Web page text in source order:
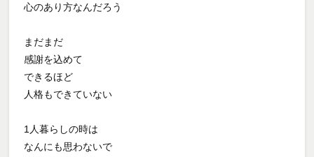
心のあり方なんだろう
まだまだ
感謝を込めて
できるほど
人格もできていない
1人暮らしの時は
なんにも思わないで